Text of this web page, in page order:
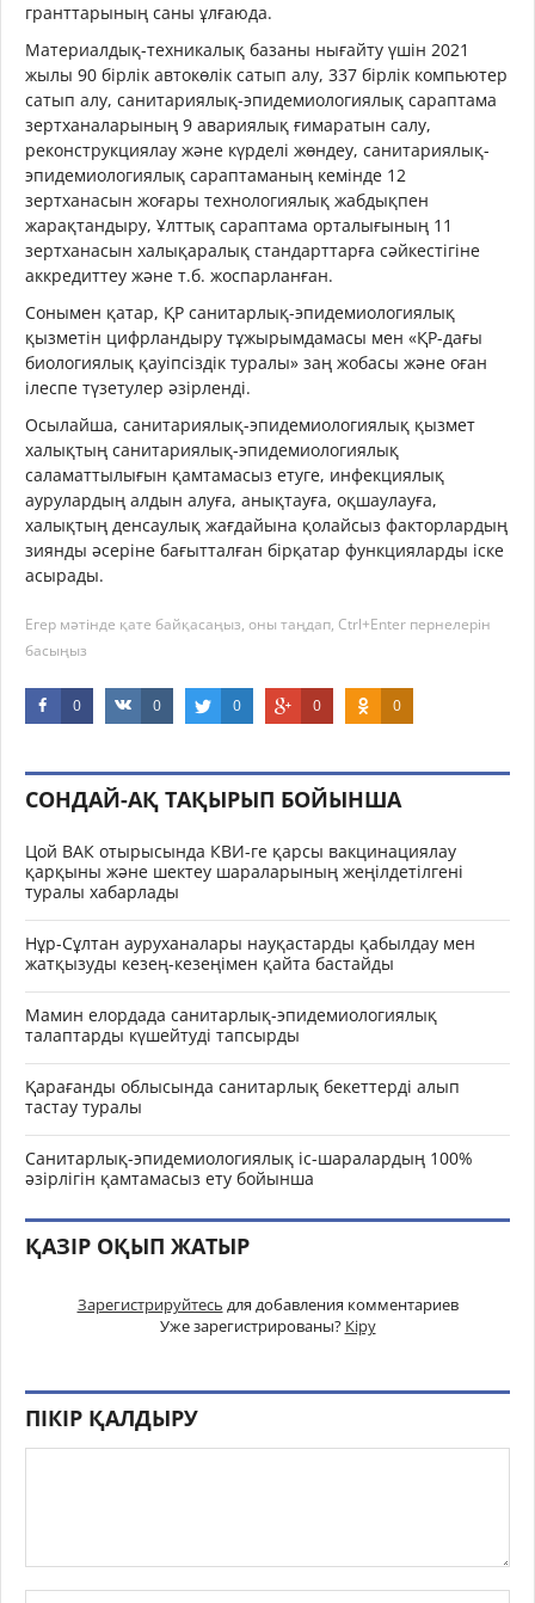
гранттарының саны ұлғаюда.
Материалдық-техникалық базаны нығайту үшін 2021
жылы 90 бірлік автокөлік сатып алу, 337 бірлік компьютер
сатып алу, санитариялық-эпидемиологиялық сараптама
зертханаларының 9 авариялық ғимаратын салу,
реконструкциялау және күрделі жөндеу, санитариялық-
эпидемиологиялық сараптаманың кемінде 12
зертханасын жоғары технологиялық жабдықпен
жарақтандыру, Ұлттық сараптама орталығының 11
зертханасын халықаралық стандарттарға сәйкестігіне
аккредиттеу және т.б. жоспарланған.
Сонымен қатар, ҚР санитарлық-эпидемиологиялық
қызметін цифрландыру тұжырымдамасы мен «ҚР-дағы
биологиялық қауіпсіздік туралы» заң жобасы және оған
ілеспе түзетулер әзірленді.
Осылайша, санитариялық-эпидемиологиялық қызмет
халықтың санитариялық-эпидемиологиялық
саламаттылығын қамтамасыз етуге, инфекциялық
аурулардың алдын алуға, анықтауға, оқшаулауға,
халықтың денсаулық жағдайына қолайсыз факторлардың
зиянды әсеріне бағытталған бірқатар функцияларды іске
асырады.
Егер мәтінде қате байқасаңыз, оны таңдап, Ctrl+Enter пернелерін
басыңыз
0 0 0 0 0
СОНДАЙ-АҚ ТАҚЫРЫП БОЙЫНША
Цой ВАК отырысында КВИ-ге қарсы вакцинациялау
қарқыны және шектеу шараларының жеңілдетілгені
туралы хабарлады
Нұр-Сұлтан ауруханалары науқастарды қабылдау мен
жатқызуды кезең-кезеңімен қайта бастайды
Мамин елордада санитарлық-эпидемиологиялық
талаптарды күшейтуді тапсырды
Қарағанды облысында санитарлық бекеттерді алып
тастау туралы
Санитарлық-эпидемиологиялық іс-шаралардың 100%
әзірлігін қамтамасыз ету бойынша
ҚАЗІР ОҚЫП ЖАТЫР
Зарегистрируйтесь для добавления комментариев
Уже зарегистрированы? Кіру
ПІКІР ҚАЛДЫРУ